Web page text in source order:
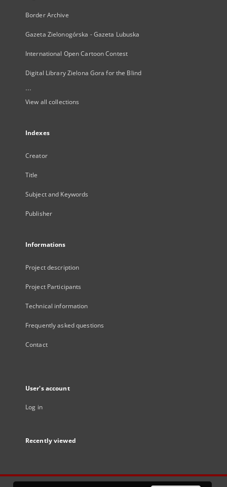
Border Archive
Gazeta Zielonogórska - Gazeta Lubuska
International Open Cartoon Contest
Digital Library Zielona Gora for the Blind
...
View all collections
Indexes
Creator
Title
Subject and Keywords
Publisher
Informations
Project description
Project Participants
Technical information
Frequently asked questions
Contact
User's account
Log in
Recently viewed